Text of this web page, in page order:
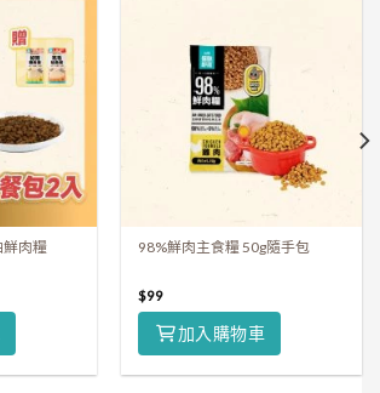
鮮肉糧 98%鮮肉主食糧 50g隨手包
$99
加入購物車